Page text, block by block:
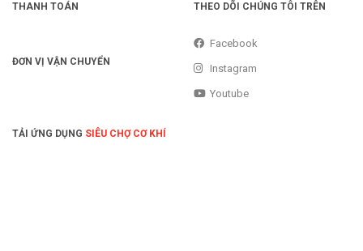
THANH TOÁN
ĐƠN VỊ VẬN CHUYỂN
THEO DÕI CHÚNG TÔI TRÊN
Facebook
Instagram
Youtube
TẢI ỨNG DỤNG SIÊU CHỢ CƠ KHÍ